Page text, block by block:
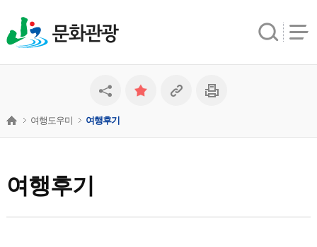
문화관광
여행후기
여행도우미 여행후기